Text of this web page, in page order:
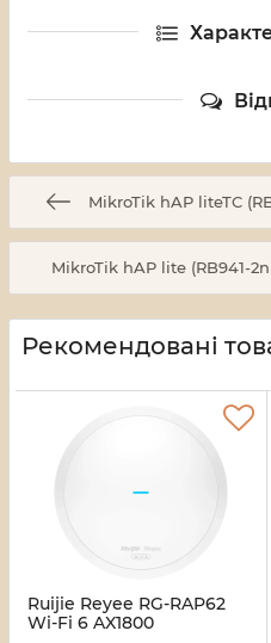
MikroTik hAP liteTC
MikroTik hAP lite (RB941-
Рекомендовані
Ruijie Reyee RG-RAP62
Wi-Fi 6 AX1800